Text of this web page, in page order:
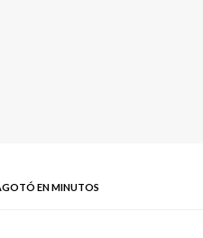
EN MINUTOS